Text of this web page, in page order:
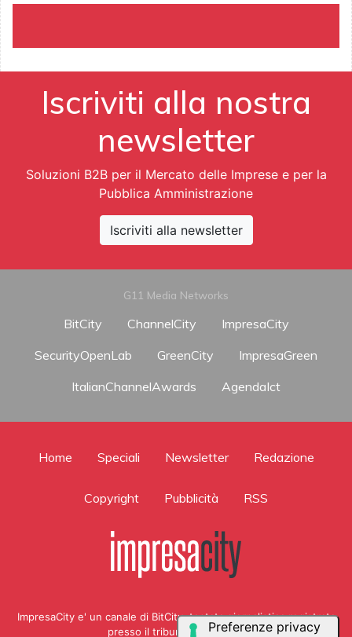
Iscriviti alla nostra
newsletter
Soluzioni B2B per il Mercato delle Imprese e per la
Pubblica Amministrazione
Iscriviti alla newsletter
G11 Media Networks
BitCity ChannelCity
ImpresaCity
SecurityOpenLab
GreenCity
ImpresaGreen
ItalianChannelAwards
AgendaIct
Home Speciali Newsletter Redazione
Copyright Pubblicità RSS
ImpresaCity e' un canale di BitCity, testata giornalistica registrata
presso il tribunale di Como ,